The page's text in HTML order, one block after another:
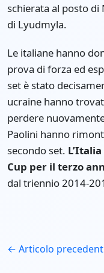
schierata al posto di
di Lyudmyla.
Le italiane hanno
prova di forza ed
set è stato
ucraine hanno
perdere
Paolini hanno
secondo set.
Cup per il terzo
dal triennio 2014-
← Articolo